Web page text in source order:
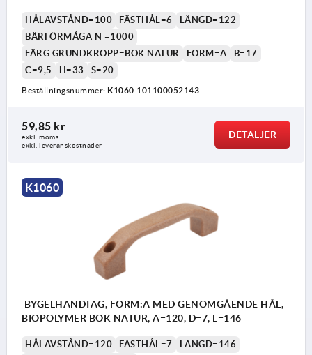
HÅLAVSTÅND=100 FÄSTHÅL=6
LÄNGD=122
BÄRFÖRMÅGA N =1000
FÄRG GRUNDKROPP=BOK NATUR
FORM=A
B=17
C=9,5
H=33 S=20
Beställningsnummer: K1060.101100052143
59,85 kr
exkl. moms
exkl. leveranskostnader
DETALJER
K1060
BYGELHANDTAG, FORM:A MED GENOMGÅENDE HÅL,
BIOPOLYMER BOK NATUR, A=120, D=7, L=146
HÅLAVSTÅND=120 FÄSTHÅL=7
LÄNGD=146